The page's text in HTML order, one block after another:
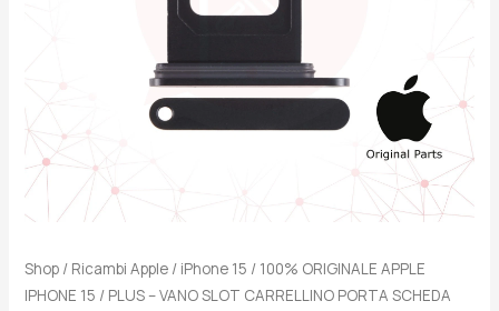
Shop / Ricambi Apple / iPhone 15 / 100% ORIGINALE APPLE
IPHONE 15 / PLUS – VANO SLOT CARRELLINO PORTA SCHEDA
SCHEDA
SIM
quantità